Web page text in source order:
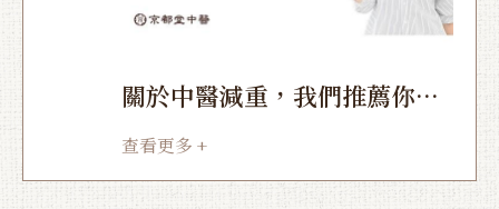
關於中醫減重，我們推薦你要
有的3個觀念
查看更多 +